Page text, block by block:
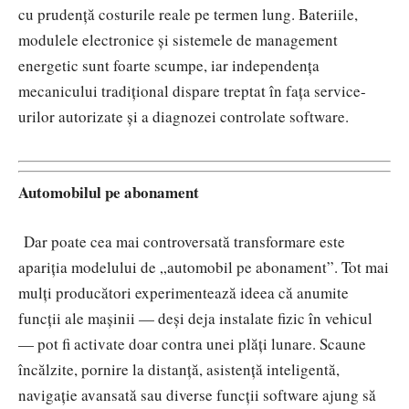
cu prudență costurile reale pe termen lung. Bateriile,
modulele electronice și sistemele de management
energetic sunt foarte scumpe, iar independența
mecanicului tradițional dispare treptat în fața service-
urilor autorizate și a diagnozei controlate software.
Automobilul pe abonament
Dar poate cea mai controversată transformare este
apariția modelului de „automobil pe abonament”. Tot mai
mulți producători experimentează ideea că anumite
funcții ale mașinii — deși deja instalate fizic în vehicul
— pot fi activate doar contra unei plăți lunare. Scaune
încălzite, pornire la distanță, asistență inteligentă,
navigație avansată sau diverse funcții software ajung să